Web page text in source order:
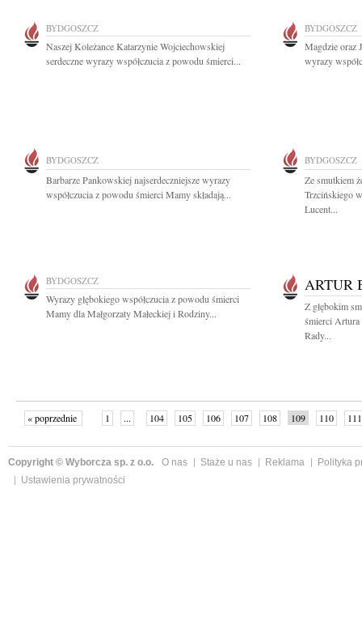
BYDGOSZCZ
Naszej Koleżance Katarzynie Wojciechowskiej
serdeczne wyrazy współczucia z powodu śmierci...
BYDGOSZCZ
Magdzie oraz
wyrazy
BYDGOSZCZ
Barbarze Pankowskiej najserdeczniejsze wyrazy
współczucia z powodu śmierci Mamy składają...
BYDGOSZCZ
Ze smutkiem
Trzcińskiego
Lucent...
BYDGOSZCZ
Wyrazy głębokiego współczucia z powodu śmierci
Mamy dla Małgorzaty Małeckiej i Rodziny...
ARTUR
Z głębokim
śmierci Artura
Rady...
« poprzednie 1 ... 104 105 106 107 108 109 110
111
Copyright © Wyborcza sp. z o.o. O nas Staże u nas Reklama
Polityka
Ustawienia prywatności